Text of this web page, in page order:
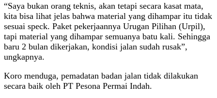
“Saya bukan orang teknis, akan tetapi secara kasat mata,
kita bisa lihat jelas bahwa material yang dihampar itu tidak
sesuai speck. Paket pekerjaannya Urugan Pilihan (Urpil),
tapi material yang dihampar semuanya batu kali. Sehingga
baru 2 bulan dikerjakan, kondisi jalan sudah rusak”,
ungkapnya.
Koro menduga, pemadatan badan jalan tidak dilakukan
secara baik oleh PT Pesona Permai Indah.